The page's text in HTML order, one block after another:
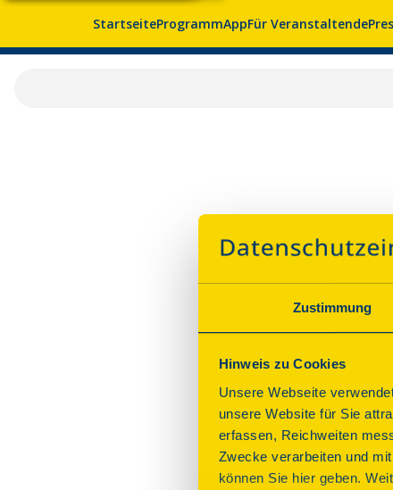
Zustimmung
Hinweis zu Cookies
Unsere Webseite
unsere Website für Sie
erfassen, Reichweiten
Zwecke verarbeiten und
können Sie hier geben.
StartseiteProgrammAppFür Veranstaltende